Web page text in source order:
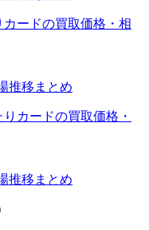
推移まとめ
推移まとめ